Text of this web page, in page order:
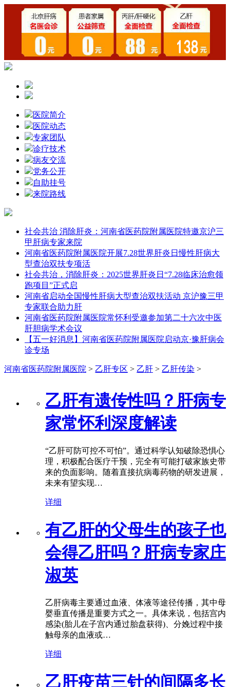
医院简介
医院动态
专家团队
诊疗技术
病友交流
党务公开
自助挂号
来院路线
社会共治 消除肝炎：河南省医药院附属医院特邀京沪三
甲肝病专家来院
河南省医药院附属医院开展7.28世界肝炎日慢性肝病大
型查治双扶专项活
社会共治，消除肝炎：2025世界肝炎日“7.28临床治愈领
跑项目”正式启
河南省启动全国慢性肝病大型查治双扶活动 京沪豫三甲
专家联合助力肝
河南省医药院附属医院常怀利受邀参加第二十六次中医
肝胆病学术会议
【五一好消息】河南省医药院附属医院启动京·豫肝病会
诊专场
河南省医药院附属医院 > 乙肝专区 > 乙肝 > 乙肝传染 >
乙肝有遗传性吗？肝病专
家常怀利深度解读
“乙肝可防可控不可怕”。通过科学认知破除恐惧心
理，积极配合医疗干预，完全有可能打破家族史带
来的负面影响。随着直接抗病毒药物的研发进展，
未来有望实现…
详细
有乙肝的父母生的孩子也
会得乙肝吗？肝病专家庄
淑英
乙肝病毒主要通过血液、体液等途径传播，其中母
婴垂直传播是重要方式之一。具体来说，包括宫内
感染(胎儿在子宫内通过胎盘获得)、分娩过程中接
触母亲的血液或…
详细
乙肝疫苗三针的间隔多长